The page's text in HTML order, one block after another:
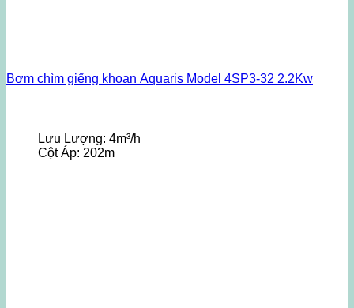
Bơm chìm giếng khoan Aquaris Model 4SP3-32 2.2Kw
Lưu Lượng: 4m³/h
Cột Áp: 202m